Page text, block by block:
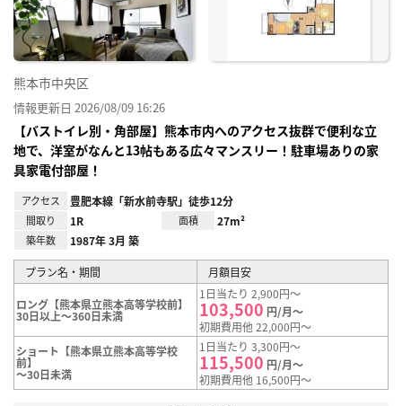
熊本市中央区
情報更新日 2026/08/09 16:26
【バストイレ別・角部屋】熊本市内へのアクセス抜群で便利な立
地で、洋室がなんと13帖もある広々マンスリー！駐車場ありの家
具家電付部屋！
アクセス 豊肥本線「新水前寺駅」徒歩12分
間取り 1R 面積 27m²
築年数 1987年 3月 築
プラン名・期間 月額目安
ロング【熊本県立熊本高等学校前】
30日以上～360日未満
1日当たり 2,900円～
103,500 円/月～
初期費用他 22,000円～
ショート【熊本県立熊本高等学校
前】
～30日未満
1日当たり 3,300円～
115,500 円/月～
初期費用他 16,500円～